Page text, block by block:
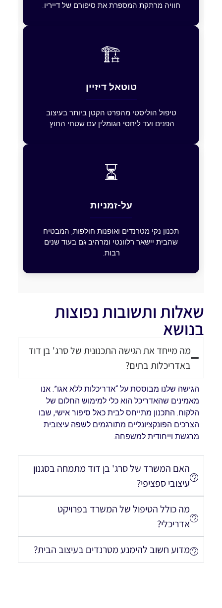
חוויה מרתקת המספרת את סיפורם של דייריו.
🏗️
טוטאל דיזיין
טיפול הוליסטי מהפרט הקטן ביותר בעיצוב
הפנים ועד ליחסי הגומלין עם שטחי החוץ.
⏳
על-זמניות
תכנון נקי מטרנדים ואופנות חולפות, המבטיח
שהבית יישאר רלוונטי ומרהיב גם בעוד שנים
רבות.
שאלות ותשובות נפוצות
בנושא
מה מייחד את הגישה התכנונית של סרג' בן דוד
באדריכלות בתים?
הגישה שלנו מבוססת על “אדריכלות ללא אגו”. אנו
מאמינים שהאדריכל הוא כלי למימוש החלום של
הלקוח. התכנון מתייחס לבית כאל סיפור אישי, שבו
הצרכים הפונקציונליים מתורגמים לשפה עיצובית
מרגשת וייחודית למשפחה.
האם המשרד של סרג' בן דוד מתמחה בסגנון
עיצובי ספציפי?
מה כולל הטיפול של המשרד בפרויקט
אדריכלי?
מדוע חשוב להימנע מטרנדים בעיצוב הבית?